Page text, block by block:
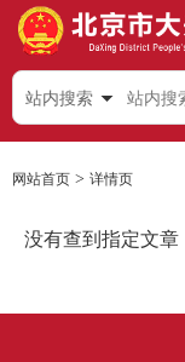
站内搜索
网站首页 > 详情页
没有查到指定文章